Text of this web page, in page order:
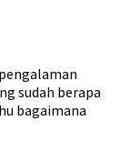
sudah berapa
bagaimana